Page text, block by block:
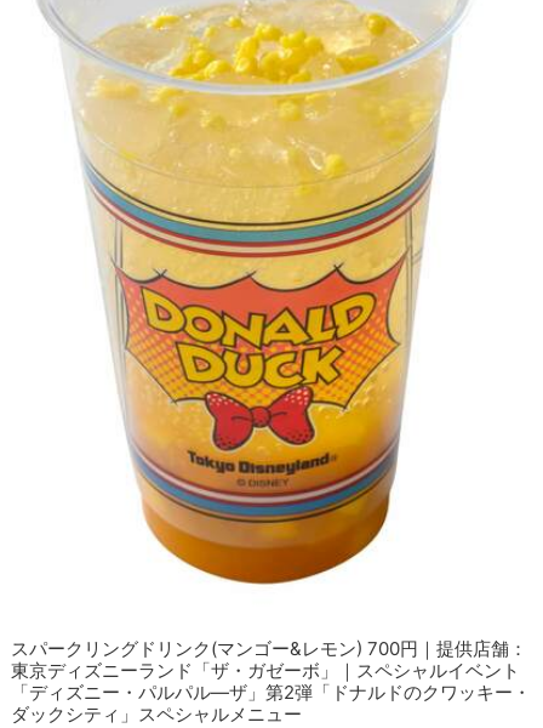
スパークリングドリンク(マンゴー&レモン) 700円｜提供店舗：
東京ディズニーランド「ザ・ガゼーボ」｜スペシャルイベント
「ディズニー・パルパル―ザ」第2弾「ドナルドのクワッキー・
ダックシティ」スペシャルメニュー